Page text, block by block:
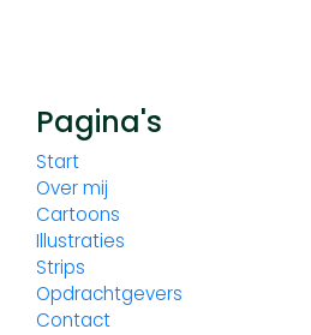
Pagina's
Start
Over mij
Cartoons
Illustraties
Strips
Opdrachtgevers
Contact